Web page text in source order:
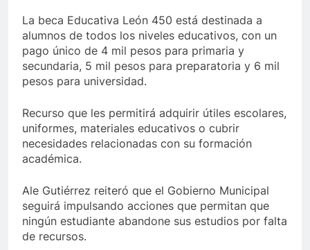
La beca Educativa León 450 está destinada a
alumnos de todos los niveles educativos, con un
pago único de 4 mil pesos para primaria y
secundaria, 5 mil pesos para preparatoria y 6 mil
pesos para universidad.
Recurso que les permitirá adquirir útiles escolares,
uniformes, materiales educativos o cubrir
necesidades relacionadas con su formación
académica.
Ale Gutiérrez reiteró que el Gobierno Municipal
seguirá impulsando acciones que permitan que
ningún estudiante abandone sus estudios por falta
de recursos.